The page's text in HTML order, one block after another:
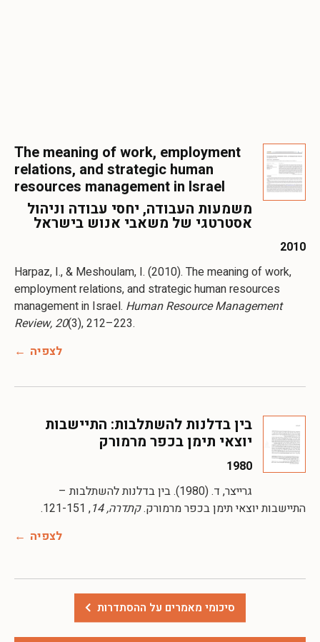
The meaning of work, employment
relations, and strategic human
resources management in Israel
משמעות העבודה, יחסי עבודה וניהול
אסטרטגי של משאבי אנוש בישראל
2010
Harpaz, I., & Meshoulam, I. (2010). The meaning of work,
employment relations, and strategic human resources
management in Israel. Human Resource Management
Review, 20(3), 212–223.
לצפיה
בין בדלנות להשתלבות: התיישבות
יוצאי תימן בכפר מרמורק
1980
גרייצר, ד. (1980). ‏בין בדלנות להשתלבות –
התיישבות יוצאי תימן בכפר מרמורק.קתדרה, 14
, 121-151.
לצפיה
סיכומי מאמרים על ההסתדרות